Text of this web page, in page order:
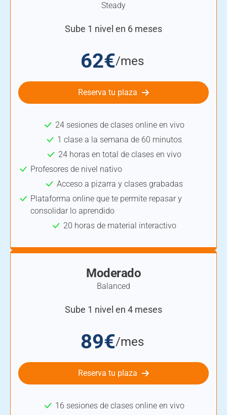
Steady
Sube 1 nivel en 6 meses
62€/mes
Reserva tu plaza
24 sesiones de clases online en vivo
1 clase a la semana de 60 minutos
24 horas en total de clases en vivo
Profesores de nivel nativo
Acceso a pizarra y clases grabadas
Plataforma online que te permite repasar y
consolidar lo aprendido
20 horas de material interactivo
Moderado
Balanced
Sube 1 nivel en 4 meses
89€/mes
Reserva tu plaza
16 sesiones de clases online en vivo